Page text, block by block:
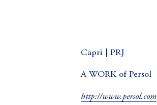
Capri | PRJ
A WORK of Persol
http://www.persol.com